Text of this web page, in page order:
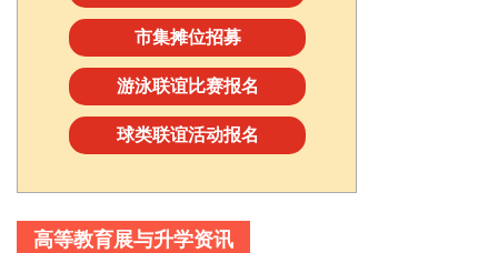
市集摊位招募
游泳联谊比赛报名
球类联谊活动报名
高等教育展与升学资讯